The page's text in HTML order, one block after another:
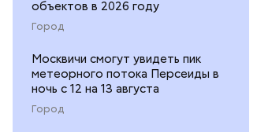
объектов в 2026 году
Город
Москвичи смогут увидеть пик
метеорного потока Персеиды в
ночь с 12 на 13 августа
Город